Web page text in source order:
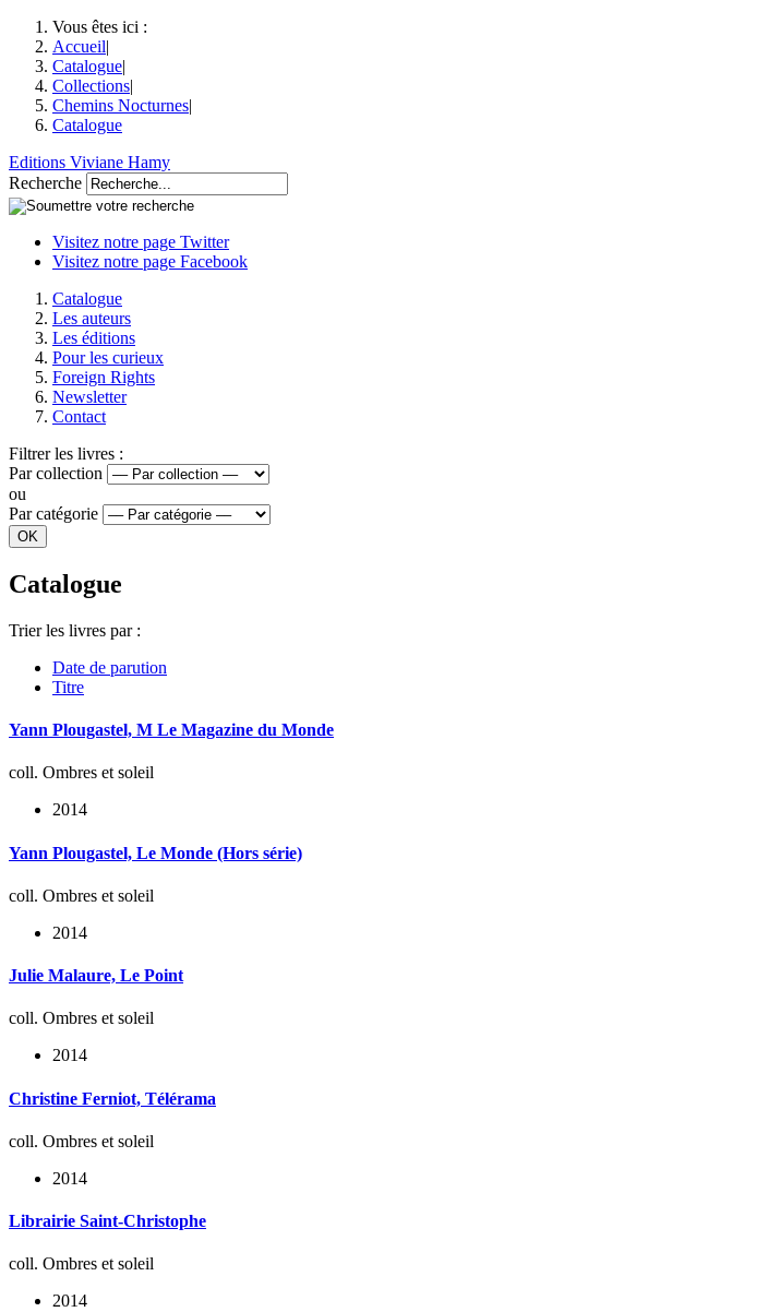
Vous êtes ici :
Accueil|
Catalogue|
Collections|
Chemins Nocturnes|
Catalogue
Editions Viviane Hamy
Recherche
Visitez notre page Twitter
Visitez notre page Facebook
Catalogue
Les auteurs
Les éditions
Pour les curieux
Foreign Rights
Newsletter
Contact
Filtrer les livres :
Par collection
ou
Par catégorie
Catalogue
Trier les livres par :
Date de parution
Titre
Yann Plougastel, M Le Magazine du Monde
coll. Ombres et soleil
2014
Yann Plougastel, Le Monde (Hors série)
coll. Ombres et soleil
2014
Julie Malaure, Le Point
coll. Ombres et soleil
2014
Christine Ferniot, Télérama
coll. Ombres et soleil
2014
Librairie Saint-Christophe
coll. Ombres et soleil
2014